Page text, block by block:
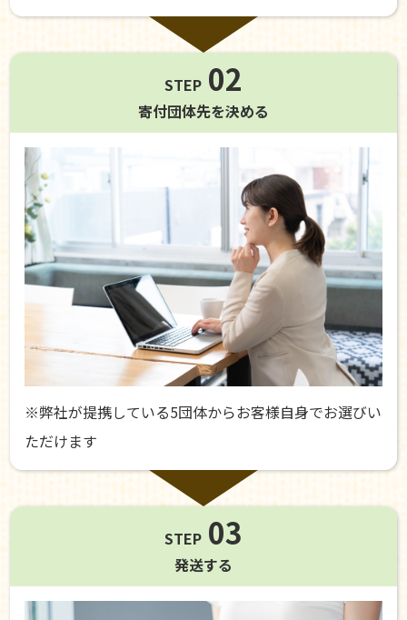
STEP 02
寄付団体先を決める
※弊社が提携している5団体からお客様自身でお選びい
ただけます
STEP 03
発送する